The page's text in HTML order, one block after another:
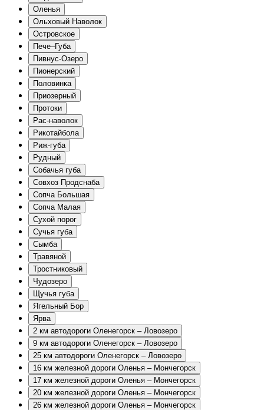
Оленья
Ольховый Наволок
Островское
Пече–Губа
Пивнус-Озеро
Пионерский
Половинка
Приозерный
Протоки
Рас-наволок
Рикотайбола
Риж-губа
Рудный
Собачья губа
Совхоз Продснаба
Сопча Большая
Сопча Малая
Сухой порог
Сучья губа
Сымба
Травяной
Тростниковый
Чудозеро
Щучья губа
Ягельный Бор
Ярва
2 км автодороги Оленегорск – Ловозеро
9 км автодороги Оленегорск – Ловозеро
25 км автодороги Оленегорск – Ловозеро
16 км железной дороги Оленья – Мончегорск
17 км железной дороги Оленья – Мончегорск
20 км железной дороги Оленья – Мончегорск
26 км железной дороги Оленья – Мончегорск